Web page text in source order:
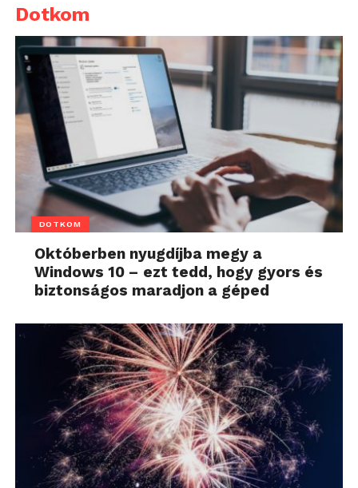
Dotkom
DOTKOM
Októberben nyugdíjba megy a
Windows 10 – ezt tedd, hogy gyors és
biztonságos maradjon a géped